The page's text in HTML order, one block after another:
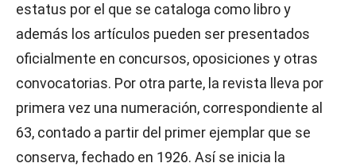
estatus por el que se cataloga como libro y
además los artículos pueden ser presentados
oficialmente en concursos, oposiciones y otras
convocatorias. Por otra parte, la revista lleva por
primera vez una numeración, correspondiente al
63, contado a partir del primer ejemplar que se
conserva, fechado en 1926. Así se inicia la